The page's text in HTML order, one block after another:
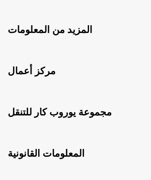
المزيد من المعلومات
مركز أعمال
مجموعة يوروب كار للتنقل
المعلومات القانونية